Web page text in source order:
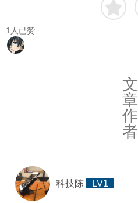
1人已赞
文
章
作
者
科技陈 LV1